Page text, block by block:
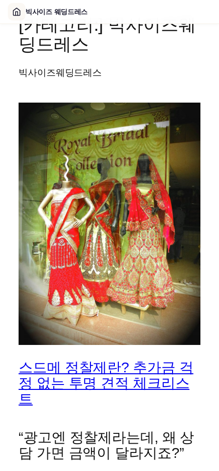
[카테고리:] 빅사이즈웨
딩드레스
빅사이즈웨딩드레스
스드메 정찰제란? 추가금 걱
정 없는 투명 견적 체크리스
트
“광고엔 정찰제라는데, 왜 상
담 가면 금액이 달라지죠?”
빅사이즈 웨딩드레스